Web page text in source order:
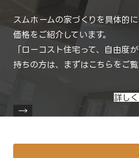
スムホームの家づくりを具体的
価格をご紹介しています。
「ローコスト住宅って、自由度
持ちの方は、
まずはこちらをご覧
詳し